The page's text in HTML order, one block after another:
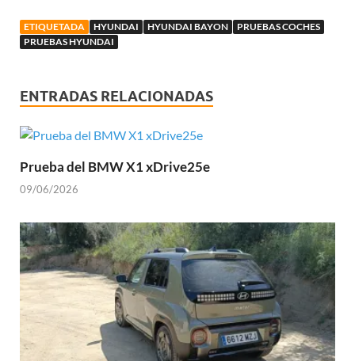
ETIQUETADA HYUNDAI HYUNDAI BAYON
PRUEBAS COCHES
PRUEBAS HYUNDAI
ENTRADAS RELACIONADAS
Prueba del BMW X1 xDrive25e
09/06/2026